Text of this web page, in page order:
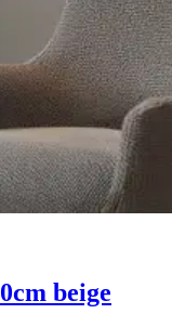
beige